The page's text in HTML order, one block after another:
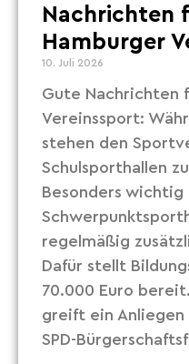
Nachrichten
Hamburger
10. Juli 2026
Gute Nachrichten
Vereinssport:
stehen den
Schulsporthallen
Besonders wichtig
regelmäßig
Dafür stellt
70.000 Euro
greift ein
SPD-